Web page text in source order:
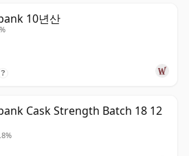
10년산
?
Cask Strength Batch 18 12